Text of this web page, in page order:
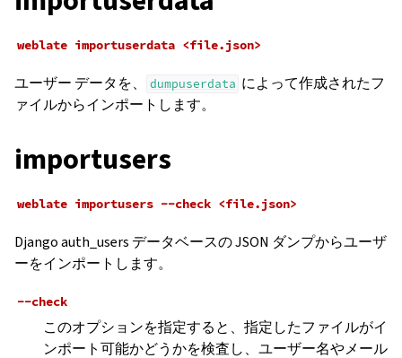
weblate importuserdata <file.json>
ユーザー データを、 dumpuserdata によって作成されたフ
ァイルからインポートします。
importusers
weblate importusers --check <file.json>
Django auth_users データベースの JSON ダンプからユーザ
ーをインポートします。
--check
このオプションを指定すると、指定したファイルがイ
ンポート可能かどうかを検査し、ユーザー名やメール